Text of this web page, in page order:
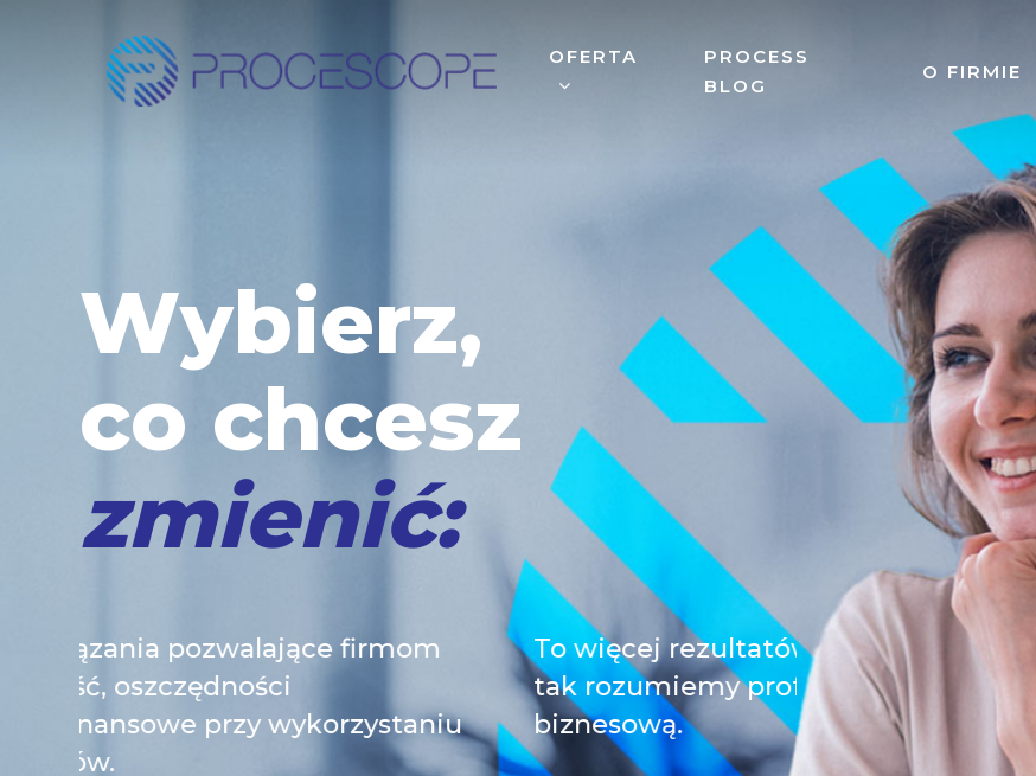
OFERTA
PROCESS
BLOG
O FIRMIE
Wybierz,
co chcesz
zmienić:
To więcej rezultatów z tej samej firmy –
tak rozumiemy profesjonalną optymalizację
biznesową.
Wybierz, co
a my pokażemy,